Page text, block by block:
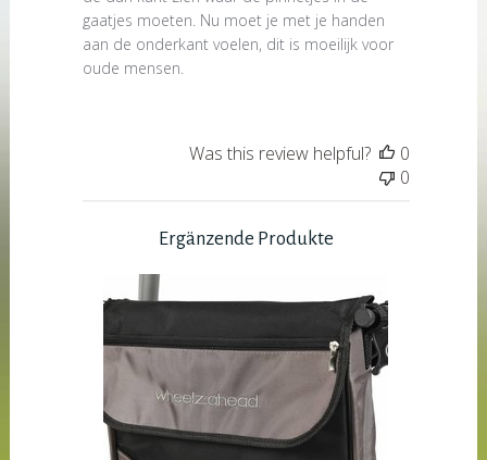
gaatjes moeten. Nu moet je met je handen
aan de onderkant voelen, dit is moeilijk voor
oude mensen.
Was this review helpful?
0
0
Ergänzende Produkte